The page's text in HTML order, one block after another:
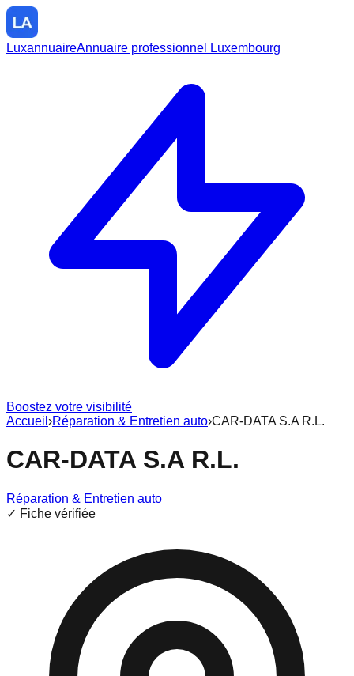
LuxannuaireAnnuaire professionnel Luxembourg
Boostez votre visibilité
Accueil ›Réparation & Entretien auto›CAR-DATA S.A R.L.
CAR-DATA S.A R.L.
Réparation & Entretien auto
✓ Fiche vérifiée